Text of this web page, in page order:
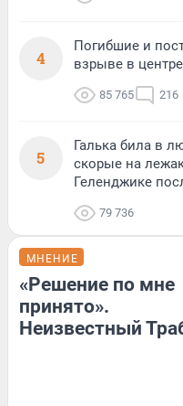
4
Погибшие и
взрыве в
85 765 216
5
Галька била в
скорые на
Геленджике
79 736
МНЕНИЕ
«Решение по мне
принято».
Неизвестный